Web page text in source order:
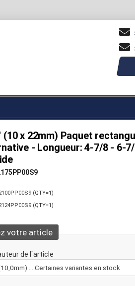
(10 x 22mm) Paquet
- Longueur: 4-7/8 - 6-
(QTY=1)
(QTY=1)
votre article
de l`article